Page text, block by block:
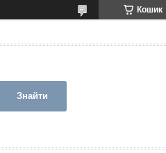
Кошик
Знайти